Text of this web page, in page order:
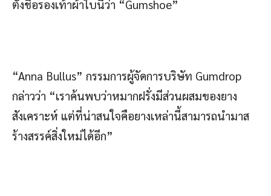
ตั้งชื่อรองเท้าผ้าใบนี้ว่า “Gumshoe”
“Anna Bullus” กรรมการผู้จัดการบริษัท Gumdrop
กล่าวว่า “เราค้นพบว่าหมากฝรั่งมีส่วนผสมของยาง
สังเคราะห์ แต่ที่น่าสนใจคือยางเหล่านี้สามารถนำมาส
ร้างสรรค์สิ่งใหม่ได้อีก”